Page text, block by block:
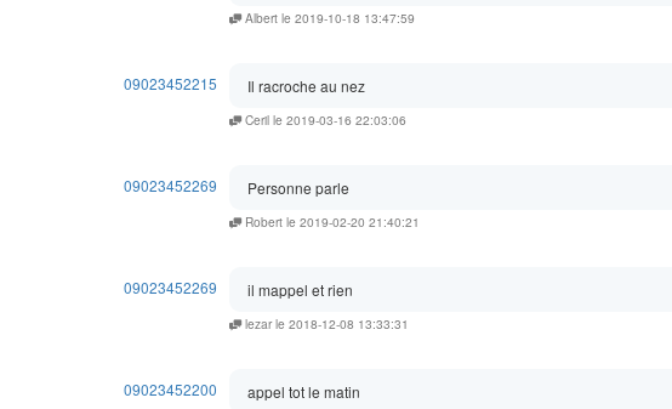
Albert le 2019-10-18 13:47:59
09023452215 Il racroche au nez
Ceril le 2019-03-16 22:03:06
09023452269 Personne parle
Robert le 2019-02-20 21:40:21
09023452269 il mappel et rien
lezar le 2018-12-08 13:33:31
09023452200 appel tot le matin